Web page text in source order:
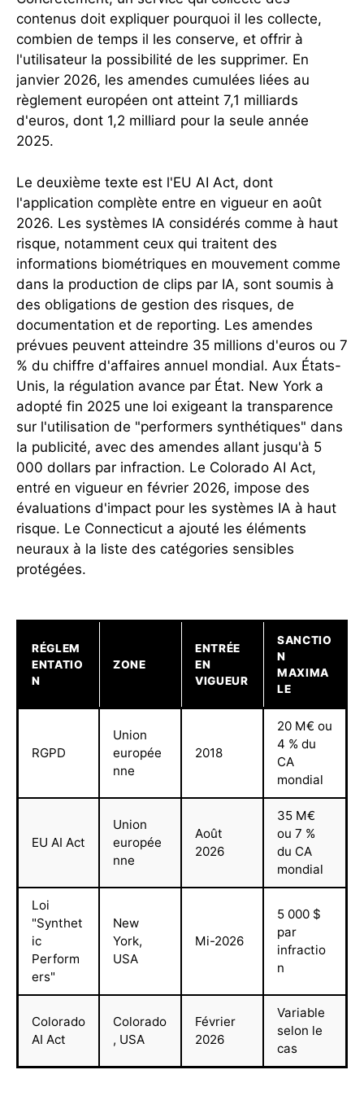
contenus doit expliquer pourquoi il les collecte,
combien de temps il les conserve, et offrir à
l'utilisateur la possibilité de les supprimer. En
janvier 2026, les amendes cumulées liées au
règlement européen ont atteint 7,1 milliards
d'euros, dont 1,2 milliard pour la seule année
2025.
Le deuxième texte est l'EU AI Act, dont
l'application complète entre en vigueur en août
2026. Les systèmes IA considérés comme à haut
risque, notamment ceux qui traitent des
informations biométriques en mouvement comme
dans la production de clips par IA, sont soumis à
des obligations de gestion des risques, de
documentation et de reporting. Les amendes
prévues peuvent atteindre 35 millions d'euros ou 7
% du chiffre d'affaires annuel mondial. Aux États-
Unis, la régulation avance par État. New York a
adopté fin 2025 une loi exigeant la transparence
sur l'utilisation de "performers synthétiques" dans
la publicité, avec des amendes allant jusqu'à 5
000 dollars par infraction. Le Colorado AI Act,
entré en vigueur en février 2026, impose des
évaluations d'impact pour les systèmes IA à haut
risque. Le Connecticut a ajouté les éléments
neuraux à la liste des catégories sensibles
protégées.
RÉGLEM
ENTATIO
N
ZONE
ENTRÉE
EN
VIGUEUR
SANCTIO
N
MAXIMA
LE
RGPD
Union
europée
nne
2018
20 M€ ou
4 % du
CA
mondial
EU AI Act
Union
europée
nne
Août
2026
35 M€
ou 7 %
du CA
mondial
Loi
"Synthet
ic
Perform
ers"
New
York,
USA
Mi-2026
5 000 $
par
infractio
n
Colorado
AI Act
Colorado
, USA
Février
2026
Variable
selon le
cas